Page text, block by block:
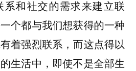
系和社交的需求来建立联
个都与我们想获得的一种
着强烈联系，而这点得以
生活中，即使不是全部生